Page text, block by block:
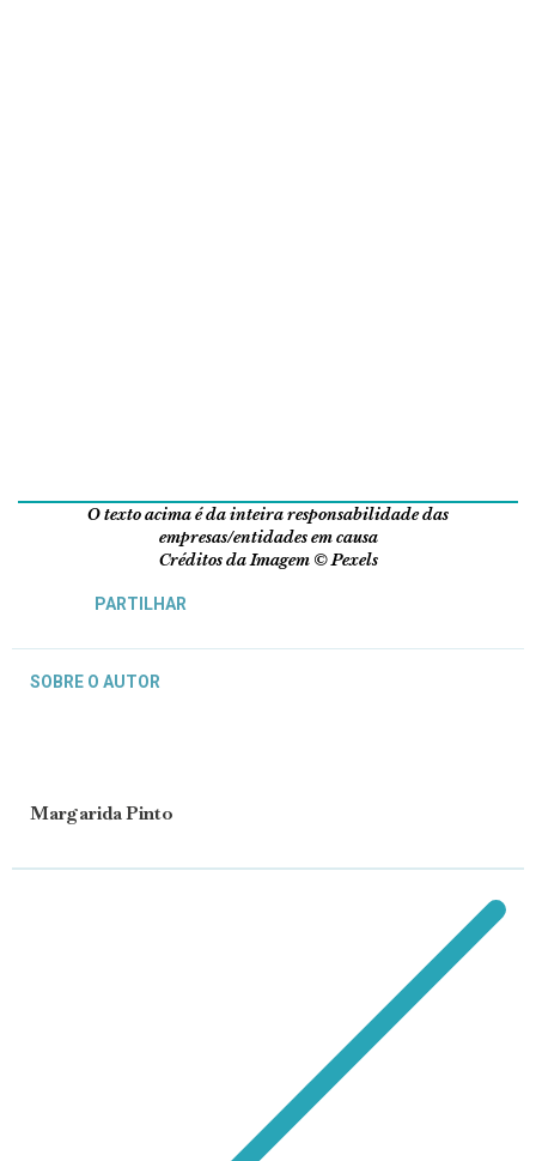
O texto acima é da inteira responsabilidade das
empresas/entidades em causa
Créditos da Imagem © Pexels
PARTILHAR
SOBRE O AUTOR
Margarida Pinto